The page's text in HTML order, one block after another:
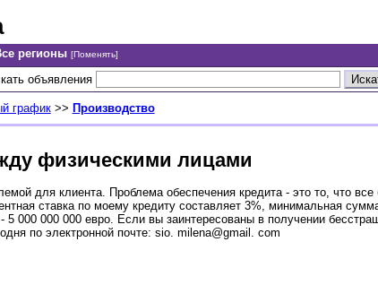
регионы [Поменять]
объявления
график>> Производство
физическими лицами
для клиента. Проблема обеспечения кредита - это то, что все
ставка по моему кредиту составляет 3%, минимальная
000 000 000 евро. Если вы заинтересованы в получении
по электронной почте: sio. milena@gmail. com